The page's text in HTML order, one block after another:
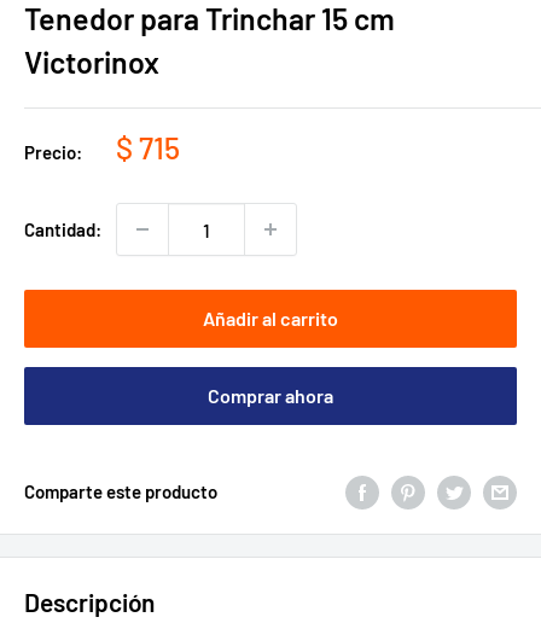
Tenedor para Trinchar 15 cm
Victorinox
Precio:
Precio
venta
$ 715
Cantidad:
Añadir al carrito
Comprar ahora
Comparte este producto
Descripción